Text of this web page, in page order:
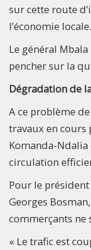
sur cette route
l’économie locale.
Le général
pencher sur la
Dégradation de
A ce problème
travaux en cours
Komanda-
circulation
Pour le
Georges
commerçants ne
« Le trafic est